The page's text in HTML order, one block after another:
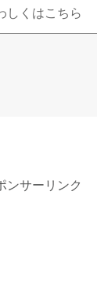
しくはこちら
ンサーリンク